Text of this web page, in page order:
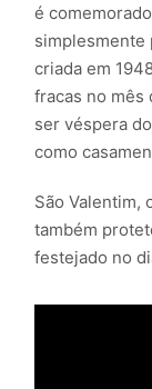
é
simplesmente
criada em
fracas no mês
ser véspera
como
São Valentim,
também
festejado no